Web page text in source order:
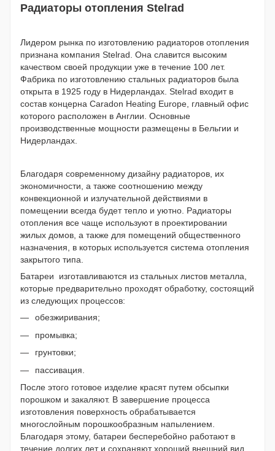
Радиаторы отопления Stelrad
Лидером рынка по изготовлению радиаторов отопления
признана компания Stelrad. Она славится высоким
качеством своей продукции уже в течение 100 лет.
Фабрика по изготовлению стальных радиаторов была
открыта в 1925 году в Нидерландах. Stelrad входит в
состав концерна Caradon Heating Europe, главный офис
которого расположен в Англии. Основные
производственные мощности размещены в Бельгии и
Нидерландах.
Благодаря современному дизайну радиаторов, их
экономичности, а также соотношению между
конвекционной и излучательной действиями в
помещении всегда будет тепло и уютно. Радиаторы
отопления все чаще используют в проектировании
жилых домов, а также для помещений общественного
назначения, в которых используется система отопления
закрытого типа.
Батареи
изготавливаются из стальных листов металла,
которые предварительно проходят обработку, состоящий
из следующих процессов:
обезжиривания;
промывка;
грунтовки;
пассивация.
После этого готовое изделие красят путем обсыпки
порошком и закаляют. В завершение процесса
изготовления поверхность обрабатывается
многослойным порошкообразным напылением.
Благодаря этому, батареи бесперебойно работают в
течение долгих лет и сохраняют хороший внешний вид.